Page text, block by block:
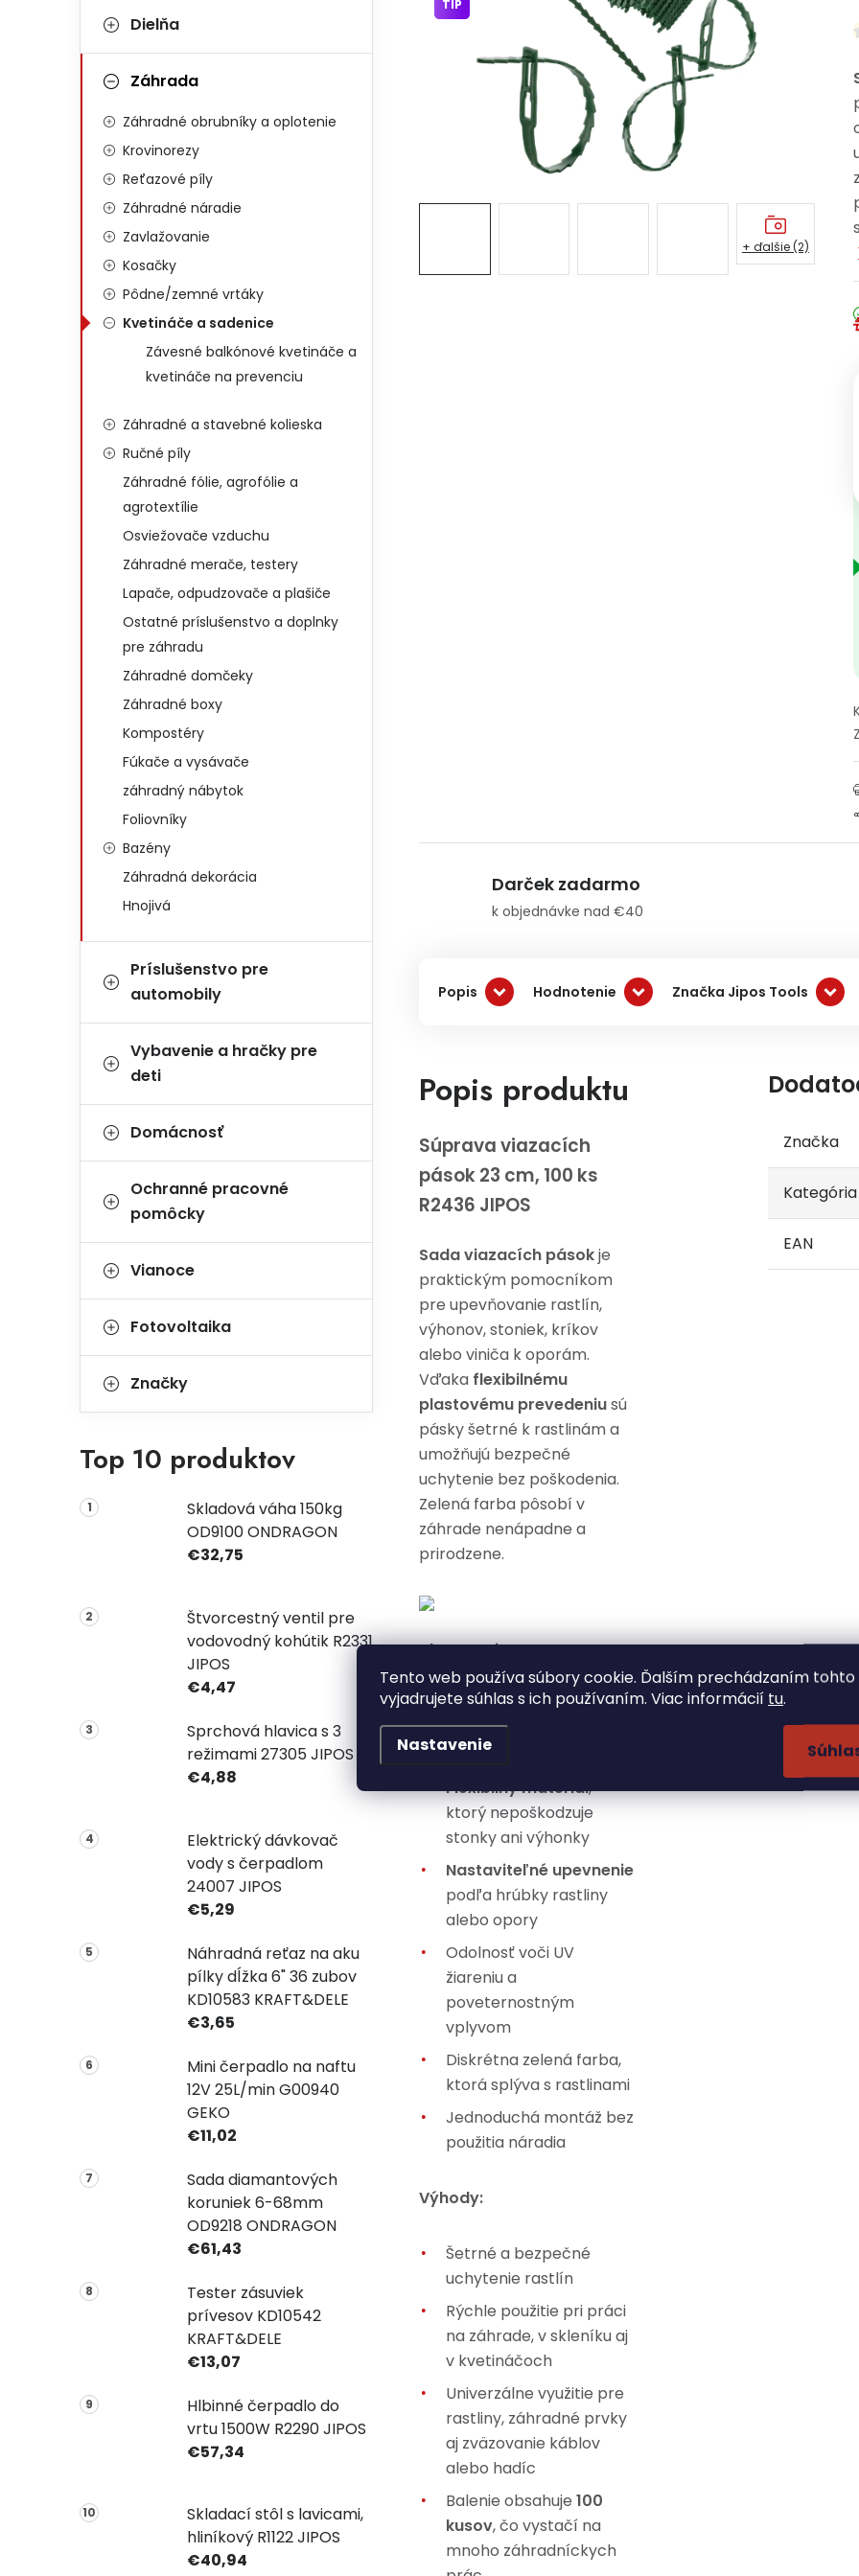
Tento web používa súbory cookie. Ďalším prechádzaním tohto
vyjadrujete súhlas s ich používaním. Viac informácií tu.
Nastavenie
Dielňa
Záhrada
Záhradné obrubníky a oplotenie
Krovinorezy
Reťazové píly
Záhradné náradie
Zavlažovanie
Kosačky
Pôdne/zemné vrtáky
Kvetináče a sadenice
Závesné balkónové kvetináče a
kvetináče na prevenciu
Záhradné a stavebné kolieska
Ručné píly
Záhradné fólie, agrofólie a
agrotextílie
Osviežovače vzduchu
Záhradné merače, testery
Lapače, odpudzovače a plašiče
Ostatné príslušenstvo a doplnky
pre záhradu
Záhradné domčeky
Záhradné boxy
Kompostéry
Fúkače a vysávače
záhradný nábytok
Foliovníky
Bazény
Záhradná dekorácia
Hnojivá
Príslušenstvo pre
automobily
Vybavenie a hračky pre
deti
Domácnosť
Ochranné pracovné
pomôcky
Vianoce
Fotovoltaika
Značky
Top 10 produktov
Skladová váha 150kg
OD9100 ONDRAGON
€32,75
Štvorcestný ventil pre
vodovodný kohútik R2331
JIPOS
€4,47
Sprchová hlavica s 3
režimami 27305 JIPOS
€4,88
Elektrický dávkovač
vody s čerpadlom
24007 JIPOS
€5,29
Náhradná reťaz na aku
pílky dĺžka 6" 36 zubov
KD10583 KRAFT&DELE
€3,65
Mini čerpadlo na naftu
12V 25L/min G00940
GEKO
€11,02
Sada diamantových
koruniek 6-68mm
OD9218 ONDRAGON
€61,43
Tester zásuviek
prívesov KD10542
KRAFT&DELE
€13,07
Hlbinné čerpadlo do
vrtu 1500W R2290 JIPOS
€57,34
Skladací stôl s lavicami,
hliníkový R1122 JIPOS
€40,94
TIP
+ ďalšie (2)
Darček zadarmo
k objednávke nad €40
Popis Hodnotenie Značka Jipos Tools
Popis produktu
Súprava viazacích
pások 23 cm, 100 ks
R2436 JIPOS
Sada viazacích pásokje
praktickým pomocníkom
pre upevňovanie rastlín,
výhonov, stoniek, kríkov
alebo viniča k oporám.
Vďaka flexibilnému
plastovému prevedeniusú
pásky šetrné k rastlinám a
umožňujú bezpečné
uchytenie bez poškodenia.
Zelená farba pôsobí v
záhrade nenápadne a
prirodzene.
Vlastnosti:
Opakovane použiteľné
prevedenie pre viac
záhradníckych sezón
Flexibilný materiál,
ktorý nepoškodzuje
stonky ani výhonky
Nastaviteľné upevnenie
podľa hrúbky rastliny
alebo opory
Odolnosť voči UV
žiareniu a
poveternostným
vplyvom
Diskrétna zelená farba,
ktorá splýva s rastlinami
Jednoduchá montáž bez
použitia náradia
Výhody:
Šetrné a bezpečné
uchytenie rastlín
Rýchle použitie pri práci
na záhrade, v skleníku aj
v kvetináčoch
Univerzálne využitie pre
rastliny, záhradné prvky
aj zväzovanie káblov
alebo hadíc
Balenie obsahuje 100
kusov, čo vystačí na
mnoho záhradníckych
Značka
Kategória
EAN